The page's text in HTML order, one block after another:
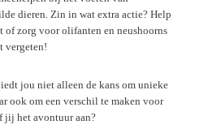
dieren. Zin in wat extra actie? Help
of zorg voor olifanten en neushoorns
vergeten!
jou niet alleen de kans om unieke
ook om een verschil te maken voor
jij het avontuur aan?